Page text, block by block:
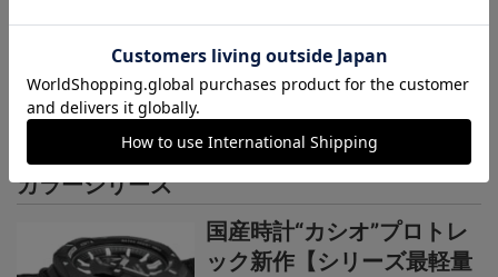
カシオ“G-SHOCK”新作
【“ライトイエローゴールド
×ブラウン”で3機種】黄金
の地平線をテーマにし
た“MASTER OF G”ニュー
カラーシリーズ
国産時計“カシオ”プロトレ
ック新作【シリーズ最軽量